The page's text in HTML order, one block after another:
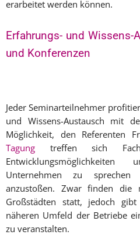
erarbeitet werden können.
Erfahrungs- und Wissens-
und Konferenzen
Jeder Seminarteilnehmer
und Wissens-Austausch mit
Möglichkeit, den Referenten
Tagung treffen sich
Unternehmen zu
anzustoßen. Zwar finden die
Großstädten statt, jedoch
näheren Umfeld der Betriebe
zu veranstalten.